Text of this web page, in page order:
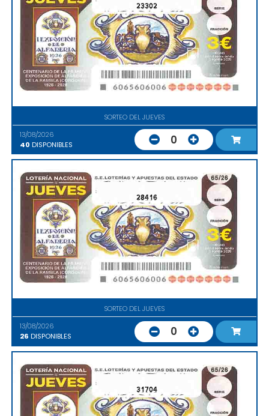
23302
SORTEO DEL JUEVES
13/08/2026
40 DISPONIBLES 0
28416
SORTEO DEL JUEVES
13/08/2026
26 DISPONIBLES 0
31704